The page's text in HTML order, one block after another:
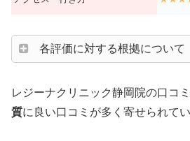
各評価に対する根拠について
レジーナクリニック静岡院の口コ
質に良い口コミが多く寄せられてい